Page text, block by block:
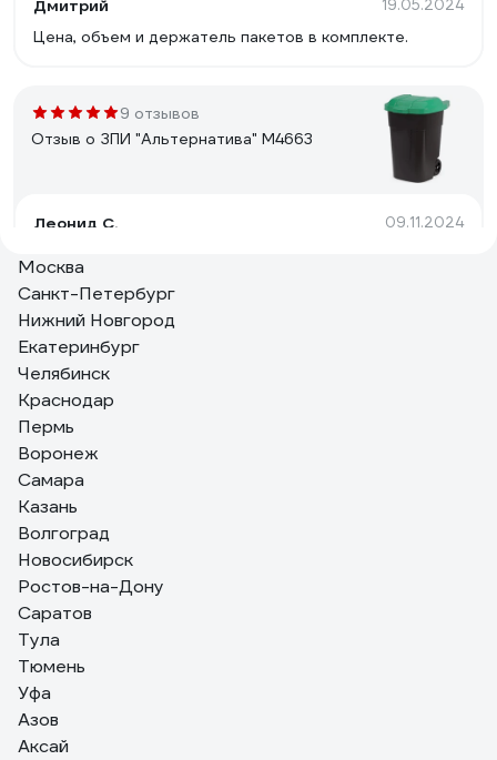
Дмитрий 19.05.2024
Цена, объем и держатель пакетов в комплекте.
9 отзывов
Отзыв о ЗПИ "Альтернатива" М4663
Леонид С. 09.11.2024
13 отзывов
Отзыв о ЗПИ "Альтернатива" М4664
Вячеслав
нескольких вариантов нормально сели только 160 л.
Заказывал здесь же: 16020440.
Москва
Санкт-Петербург
Нижний Новгород
Екатеринбург
Челябинск
Краснодар
Пермь
Воронеж
Самара
Казань
Волгоград
Новосибирск
Ростов-на-Дону
Саратов
Тула
Тюмень
Уфа
Азов
Аксай